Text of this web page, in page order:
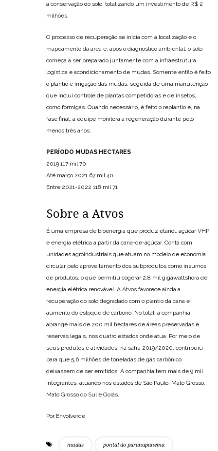
a conservação do solo, totalizando um investimento de R$ 2
milhões.
O processo de recuperação se inicia com a localização e o
mapeamento da área e, após o diagnóstico ambiental, o solo
começa a ser preparado juntamente com a infraestrutura
logística e acondicionamento de mudas. Somente então é feito
o plantio e irrigação das mudas, seguida de uma manutenção
que inclui controle de plantas competidoras e de insetos,
como formigas. Quando necessário, é feito o replantio e, na
fase final, a equipe monitora a regeneração durante pelo
menos três anos.
PERÍODO MUDAS HECTARES
2019 117 mil 70
Até março 2021 67 mil 40
Entre 2021-2022 118 mil 71
Sobre a Atvos
É uma empresa de bioenergia que produz etanol, açúcar VHP
e energia elétrica a partir da cana-de-açúcar. Conta com
unidades agroindustriais que atuam no modelo de economia
circular pelo aproveitamento dos subprodutos como insumos
de produtos, o que permitiu cogerar 2,8 mil gigawattshora de
energia elétrica renovável. A Atvos favorece ainda a
recuperação do solo degradado com o plantio da cana e
aumento do estoque de carbono. No total, a companhia
abrange mais de 200 mil hectares de áreas preservadas e
reservas legais, nos quatro estados onde atua. Por meio de
seus produtos e atividades, na safra 2019/2020, contribuiu
para que 5,6 milhões de toneladas de gás carbônico
deixassem de ser emitidos. A companhia tem mais de 9 mil
integrantes, atuando nos estados de São Paulo, Mato Grosso,
Mato Grosso do Sul e Goiás.
Por Envolverde
mudas pontal do paranapanema